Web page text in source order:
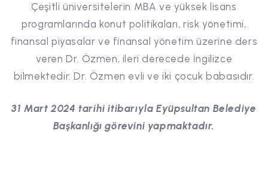
Çeşitli üniversitelerin MBA ve yüksek lisans
programlarında konut politikaları, risk yönetimi,
finansal piyasalar ve finansal yönetim üzerine ders
veren Dr. Özmen, ileri derecede İngilizce
bilmektedir. Dr. Özmen evli ve iki çocuk babasıdır.
31 Mart 2024 tarihi itibarıyla Eyüpsultan Belediye
Başkanlığı görevini yapmaktadır.